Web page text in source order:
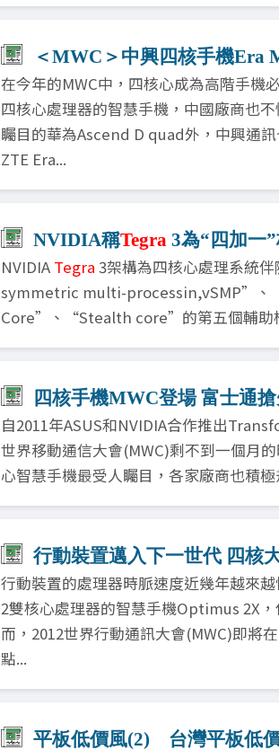
＜MWC＞中興四核手機Era
在今年的MWC中，四核心成為高階手機
四核心處理器的智慧手機，中國廠商也
矚目的華為Ascend D quad外，中興通
ZTE Era...
NVIDIA稱Tegra 3為“四加一
NVIDIA Tegra 3架構為四核心處理系統
symmetric multi-processin,vSMP”
Core”、“Stealth core”的第五個輔助
四核手機MWC登場 富士通搶
自2011年ASUS和NVIDIA合作推出
世界移動通信大會(MWC)剩不到一個月
心智慧手機最受人矚目，各家廠商也積
行動裝置邁入下一世代 四核
行動裝置的處理器時脈速度近幾年越來
2雙核心處理器的智慧手機Optimus 2X
而，2012世界行動通訊大會(MWC)即將
點...
平板低價風(2) 台灣平板低